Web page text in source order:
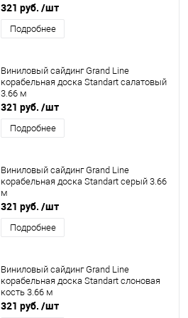
321 руб. /шт
Подробнее
Виниловый сайдинг Grand Line
корабельная доска Standart салатовый
3.66 м
321 руб. /шт
Подробнее
Виниловый сайдинг Grand Line
корабельная доска Standart серый 3.66
м
321 руб. /шт
Подробнее
Виниловый сайдинг Grand Line
корабельная доска Standart слоновая
кость 3.66 м
321 руб. /шт